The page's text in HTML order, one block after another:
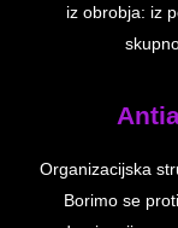
iz obrobja: iz
Organizacijska
Borimo se